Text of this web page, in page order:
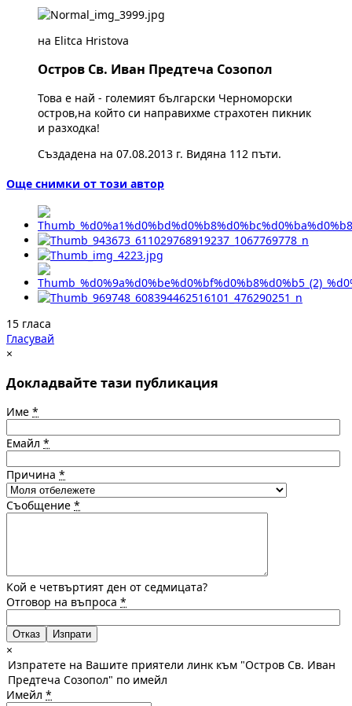
на Elitca Hristova
Остров Св. Иван Предтеча Созопол
Това е най - големият български Черноморски
остров,на който си направихме страхотен пикник
и разходка!
Създадена на 07.08.2013 г. Видяна 112 пъти.
Още снимки от този автор
15 гласа
Гласувай
×
Докладвайте тази публикация
Име *
Емайл *
Причина *
Съобщение *
Кой е четвъртият ден от седмицата?
Отговор на въпроса *
Отказ
×
Изпратете на Вашите приятели линк към "Остров Св. Иван
Предтеча Созопол" по имейл
Имейл *